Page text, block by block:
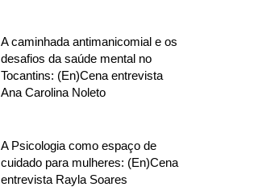
A caminhada antimanicomial e os
desafios da saúde mental no
Tocantins: (En)Cena entrevista
Ana Carolina Noleto
A Psicologia como espaço de
cuidado para mulheres: (En)Cena
entrevista Rayla Soares